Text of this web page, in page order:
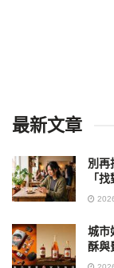
最新文章
別再
「
城市
酥與